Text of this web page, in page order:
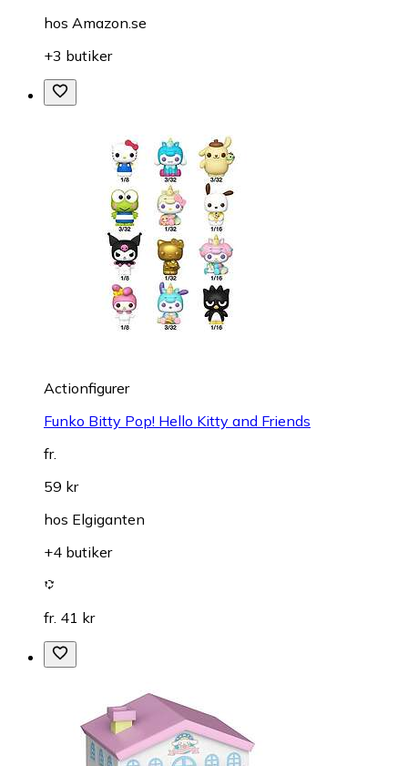
hos Amazon.se
+3 butiker
Actionfigurer
Funko Bitty Pop! Hello Kitty and Friends
fr.
59 kr
hos Elgiganten
+4 butiker
fr. 41 kr